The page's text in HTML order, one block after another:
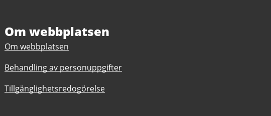
Om webbplatsen
Om webbplatsen
Behandling av personuppgifter
Tillgänglighetsredogörelse